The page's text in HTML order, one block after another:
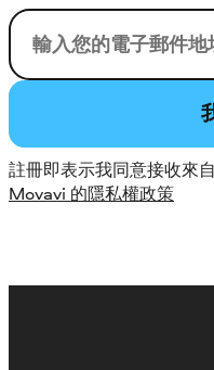
您的電子郵件
註冊即表示我同意接收來
Movavi 的隱私權政策